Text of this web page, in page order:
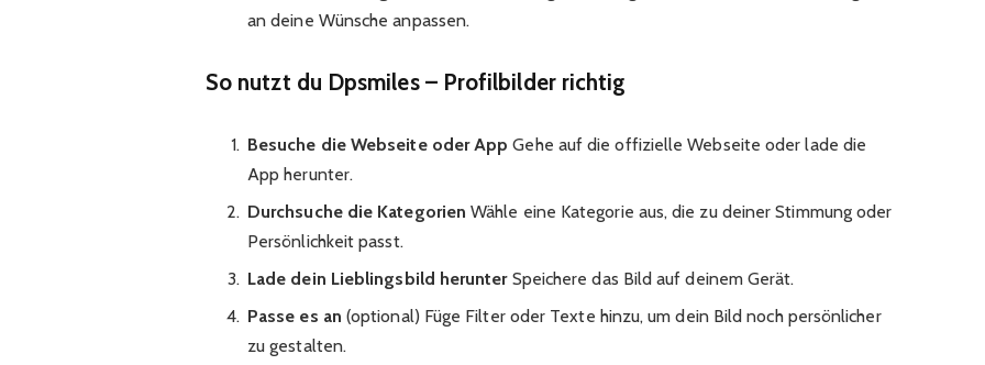
an deine Wünsche anpassen.
So nutzt du Dpsmiles – Profilbilder richtig
Besuche die Webseite oder App Gehe auf die offizielle Webseite oder lade die
App herunter.
Durchsuche die Kategorien Wähle eine Kategorie aus, die zu deiner Stimmung oder
Persönlichkeit passt.
Lade dein Lieblingsbild herunterSpeichere das Bild auf deinem Gerät.
Passe es an (optional) Füge Filter oder Texte hinzu, um dein Bild noch persönlicher
zu gestalten.